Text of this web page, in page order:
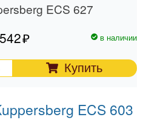
ECS 627
в наличии
Купить
ECS 603